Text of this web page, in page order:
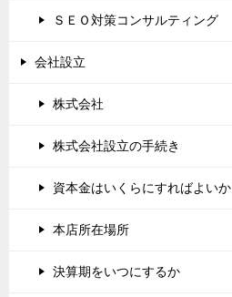
ＳＥＯ対策コンサルティング
会社設立
株式会社
株式会社設立の手続き
資本金はいくらにすればよいか
本店所在場所
決算期をいつにするか